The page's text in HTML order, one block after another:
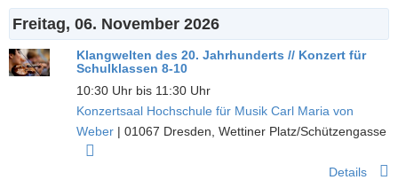
Freitag, 06. November 2026
Klangwelten des 20. Jahrhunderts // Konzert für
Schulklassen 8-10
10:30 Uhr bis 11:30 Uhr
Konzertsaal Hochschule für Musik Carl Maria von
Weber |01067 Dresden ,Wettiner Platz/Schützengasse
Details